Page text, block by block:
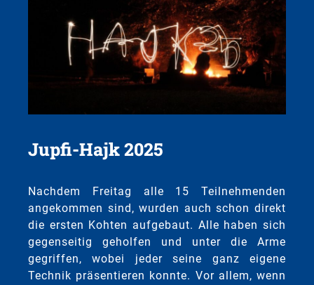
Jupfi-Hajk 2025
Nachdem Freitag alle 15 Teilnehmenden
angekommen sind, wurden auch schon direkt
die ersten Kohten aufgebaut. Alle haben sich
gegenseitig geholfen und unter die Arme
gegriffen, wobei jeder seine ganz eigene
Technik präsentieren konnte. Vor allem, wenn